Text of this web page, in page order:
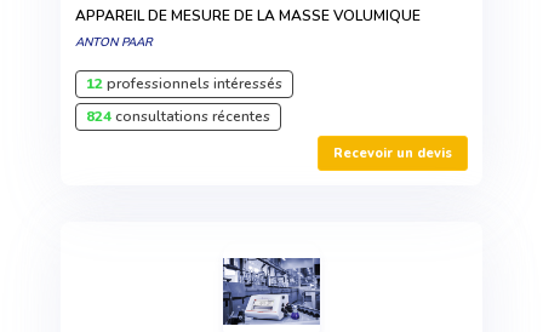
APPAREIL DE MESURE DE LA MASSE VOLUMIQUE
ANTON PAAR
12professionnels intéressés
824consultations récentes
Recevoir un devis